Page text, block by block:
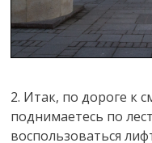
2. Итак, по дороге к
поднимаетесь по
воспользоваться